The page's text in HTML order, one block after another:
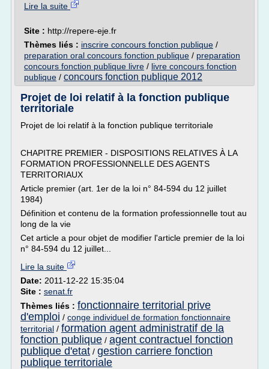
Lire la suite
Site : http://repere-eje.fr
Thèmes liés : inscrire concours fonction publique /
preparation oral concours fonction publique / preparation
concours fonction publique livre / livre concours fonction
publique / concours fonction publique 2012
Projet de loi relatif à la fonction publique
territoriale
Projet de loi relatif à la fonction publique territoriale
CHAPITRE PREMIER - DISPOSITIONS RELATIVES À LA
FORMATION PROFESSIONNELLE DES AGENTS
TERRITORIAUX
Article premier (art. 1er de la loi n° 84-594 du 12 juillet
1984)
Définition et contenu de la formation professionnelle tout au
long de la vie
Cet article a pour objet de modifier l'article premier de la loi
n° 84-594 du 12 juillet...
Lire la suite
Date: 2011-12-22 15:35:04
Site : senat.fr
Thèmes liés : fonctionnaire territorial prive
d'emploi / conge individuel de formation fonctionnaire
territorial / formation agent administratif de la
fonction publique / agent contractuel fonction
publique d'etat / gestion carriere fonction
publique territoriale